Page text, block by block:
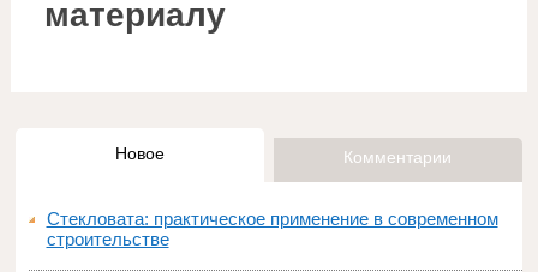
материалу
Новое Комментарии
Стекловата: практическое применение в современном
строительстве